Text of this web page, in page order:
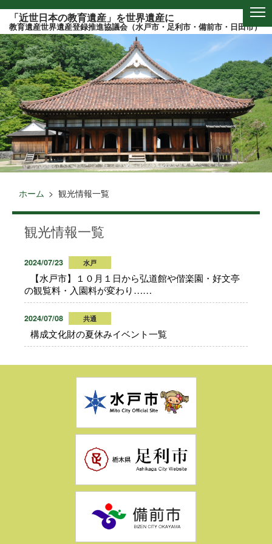
このページの本文へ
「近世日本の教育遺産」を世界遺産に
教育遺産世界遺産登録推進協議会（水戸市・足利市・備前市・日田市）
ホーム 観光情報一覧
観光情報一覧
2024/07/23 水戸
【水戸市】１０月１日から弘道館や偕楽園・好文亭
の観覧料・入園料が変わり……
2024/07/08 共通
構成文化財の夏休みイベント一覧